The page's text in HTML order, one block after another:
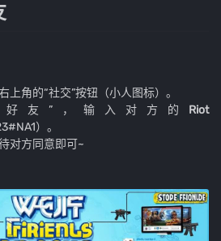
上角的“社交”按钮（小人图标）。
友”，输入对方的 Riot
）。
对方同意即可~